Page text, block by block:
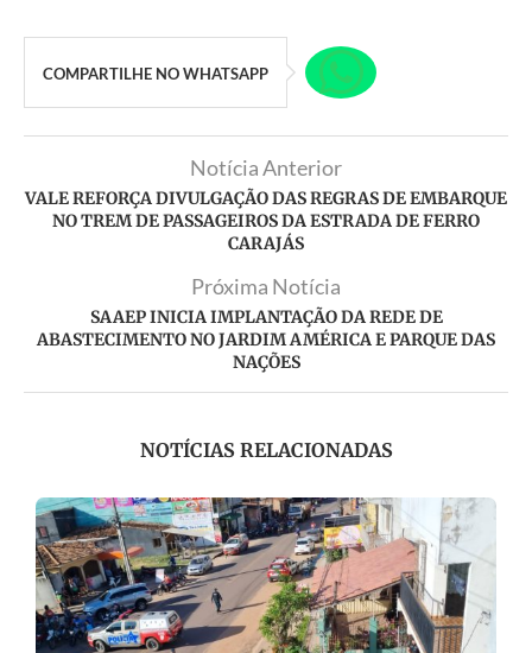
COMPARTILHE NO WHATSAPP
Notícia Anterior
VALE REFORÇA DIVULGAÇÃO DAS REGRAS DE EMBARQUE
NO TREM DE PASSAGEIROS DA ESTRADA DE FERRO
CARAJÁS
Próxima Notícia
SAAEP INICIA IMPLANTAÇÃO DA REDE DE
ABASTECIMENTO NO JARDIM AMÉRICA E PARQUE DAS
NAÇÕES
NOTÍCIAS RELACIONADAS